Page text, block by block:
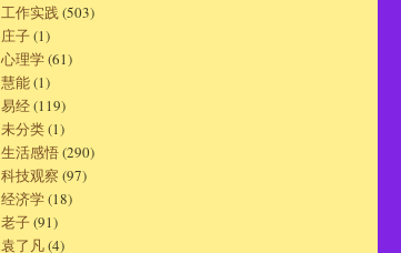
工作实践(503)
庄子(1)
心理学(61)
慧能(1)
易经(119)
未分类(1)
生活感悟(290)
科技观察 (97)
经济学(18)
老子(91)
袁了凡(4)